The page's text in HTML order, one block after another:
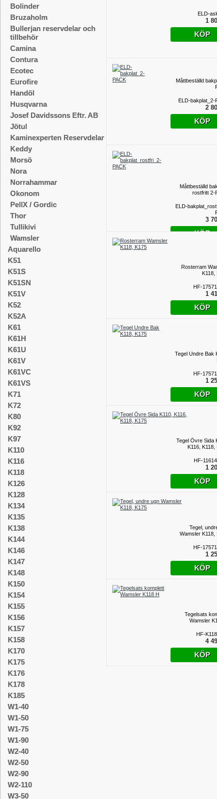
Bolinder
Bruzaholm
Bullerjan reservdelar och
tillbehör
Camina
Contura
Ecotec
Eurofire
Handöl
Husqvarna
Josef Davidssons Eftr. AB
Jötul
Kaminexperten Reservdelar
Keddy
Morsö
Nora
Norrahammar
Okonom
PellX / Gordic
Thor
Tullikivi
Wamsler
Aquarello
K51
K51S
K51SN
K51V
K52
K52A
K61
K61H
K61U
K61V
K61VC
K61VS
K71
K72
K80
K92
K97
K110
K116
K118
K126
K128
K134
K135
K138
K144
K146
K147
K148
K150
K154
K155
K156
K157
K158
K170
K175
K176
K178
K185
W1-40
W1-50
W1-75
W1-90
W2-40
W2-50
W2-90
W2-110
W3-50
ELD-
1
KÖP
Måttbeställd
ELD-bakplat_2-
2
KÖP
Måttbeställd
rostfritt 2-
ELD-
3
KÖP
Rosterram
K118,
HF-
1
KÖP
Tegel Undre Bak
HF-
1
KÖP
Tegel Övre Sida
K116, K118,
HF-
1
KÖP
Tegel,
Wamsler K118,
HF-
1
KÖP
Tegelsats
Wamsler
HF-
4
KÖP